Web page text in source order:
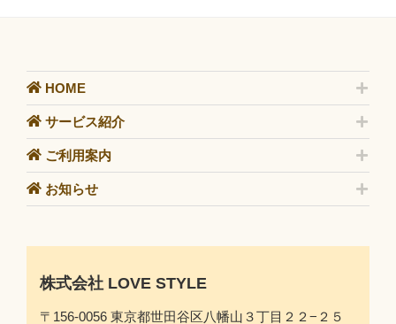
HOME
サービス紹介
ご利用案内
お知らせ
株式会社 LOVE STYLE
〒156-0056 東京都世田谷区八幡山３丁目２２−２５